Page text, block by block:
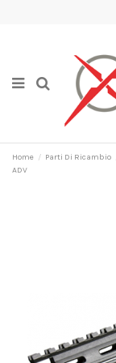
Home Parti Di Ricambio
ADV